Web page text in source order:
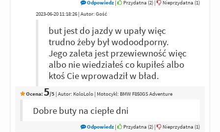
Odpowiedz | Przydatna (2) | Nieprzydatna (1)
2023-06-20 11:18:26 | Autor: Gość
but jest do jazdy w upały więc
trudno żeby był wodoodporny.
Jego zaleta jest przewiewność więc
albo nie wiedziałeś co kupiłeś albo
ktoś Cie wprowadził w bład.
Ocena:5/5 | Autor: KoloLolo | Motocykl: BMW F850GS Adventure
Dobre buty na ciepłe dni
Odpowiedz | Przydatna (2) | Nieprzydatna (1)